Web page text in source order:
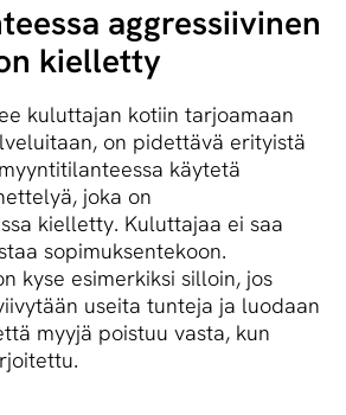
aggres­sii­vi­nen
kiel­let­ty
kuluttajan kotiin tarjoamaan
on pidettävä erityistä
käytetä
joka on
kielletty. Kuluttajaa ei saa
sopimuksentekoon.
kyse esimerkiksi silloin, jos
useita tunteja ja luodaan
myyjä poistuu vasta, kun